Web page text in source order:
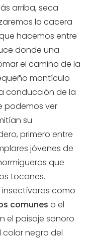
arriba, seca
la cacera
hacemos entre
donde una
el camino de la
montículo
conducción de la
podemos ver
su
primero entre
jóvenes de
que
tocones.
insectívoras como
comunes o el
el paisaje sonoro
color negro del